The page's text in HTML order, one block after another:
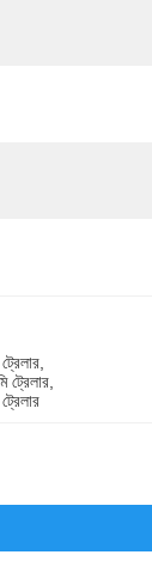
ট্রেলার